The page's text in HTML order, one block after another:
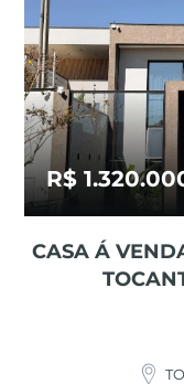
R$
CASA Á